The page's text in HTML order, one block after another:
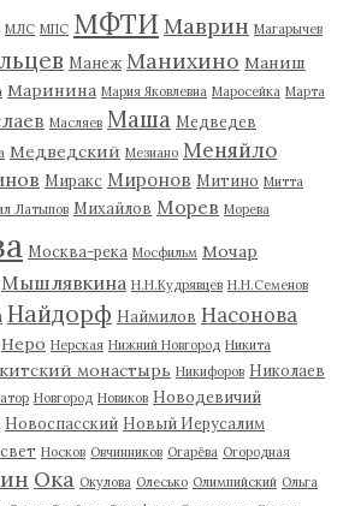
МЛС МПС МФТИ Маврин Магарычев
Манеж Манихино Маниш
Маринина Мария Яковлевна Маросейка Марта
Масляев Маша Медведев
Медведский Мезиано Меняйло
Миракс Миронов Митино Митта
Латыпов Михайлов Морев Морева
Москва-река Мосфильм Мочар
Мышлявкина Н.Н.Кудрявцев Н.Н.Семенов
Найдорф Наймилов Насонова
Неро Нерская Нижний Новгород Никита
монастырь Никифоров Николаев
Новгород Новиков Новодевичий
Новоспасский Новый Иерусалим
Носков Овчинников Огарёва Огородная
Ока Окулова Олесько Олимпийский Ольга